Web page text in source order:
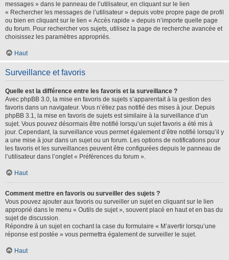
messages » dans le panneau de l’utilisateur, en cliquant sur le lien
« Rechercher les messages de l’utilisateur » depuis votre propre page de profil
ou bien en cliquant sur le lien « Accès rapide » depuis n’importe quelle page
du forum. Pour rechercher vos sujets, utilisez la page de recherche avancée et
choisissez les paramètres appropriés.
Haut
Surveillance et favoris
Quelle est la différence entre les favoris et la surveillance ?
Avec phpBB 3.0, la mise en favoris de sujets s’apparentait à la gestion des
favoris dans un navigateur. Vous n’étiez pas notifié des mises à jour. Depuis
phpBB 3.1, la mise en favoris de sujets est similaire à la surveillance d’un
sujet. Vous pouvez désormais être notifié lorsqu’un sujet favoris a été mis à
jour. Cependant, la surveillance vous permet également d’être notifié lorsqu’il y
a une mise à jour dans un sujet ou un forum. Les options de notifications pour
les favoris et les surveillances peuvent être configurées depuis le panneau de
l’utilisateur dans l’onglet « Préférences du forum ».
Haut
Comment mettre en favoris ou surveiller des sujets ?
Vous pouvez ajouter aux favoris ou surveiller un sujet en cliquant sur le lien
approprié dans le menu « Outils de sujet », souvent placé en haut et en bas du
sujet de discussion.
Répondre à un sujet en cochant la case du formulaire « M’avertir lorsqu’une
réponse est postée » vous permettra également de surveiller le sujet.
Haut